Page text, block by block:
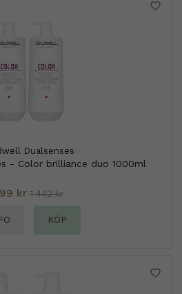
Dualsenses
- Color brilliance duo 1000ml
kr 1 442 kr
KÖP